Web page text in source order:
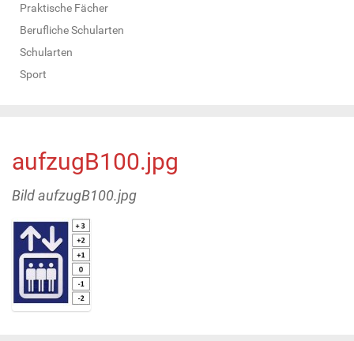
Praktische Fächer
Berufliche Schularten
Schularten
Sport
aufzugB100.jpg
Bild aufzugB100.jpg